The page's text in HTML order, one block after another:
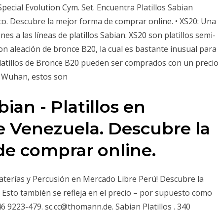
Evolution Cym. Set. Encuentra Platillos Sabian
Descubre la mejor forma de comprar online. • XS20: Una
a las líneas de platillos Sabian. XS20 son platillos semi-
aleación de bronce B20, la cual es bastante inusual para
de Bronce B20 pueden ser comprados con un precio
estos son
- Platillos en
Venezuela. Descubre la
comprar online.
y Percusión en Mercado Libre Perú! Descubre la
también se refleja en el precio – por supuesto como
9223-479. sc.cc@thomann.de. Sabian Platillos . 340